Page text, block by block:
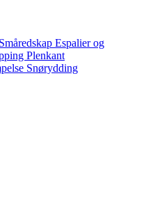
Småredskap Espalier og
Plenkant
Snørydding